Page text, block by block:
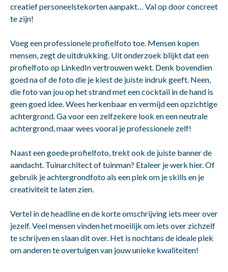
creatief personeelstekorten aanpakt… Val op door concreet
te zijn!
Voeg een professionele profielfoto toe. Mensen kopen
mensen, zegt de uitdrukking. Uit onderzoek blijkt dat een
profielfoto op LinkedIn vertrouwen wekt. Denk bovendien
goed na of de foto die je kiest de juiste indruk geeft. Neen,
die foto van jou op het strand met een cocktail in de hand is
geen goed idee. Wees herkenbaar en vermijd een opzichtige
achtergrond. Ga voor een zelfzekere look en een neutrale
achtergrond, maar wees vooral je professionele zelf!
Naast een goede profielfoto, trekt ook de juiste banner de
aandacht. Tuinarchitect of tuinman? Etaleer je werk hier. Of
gebruik je achtergrondfoto als een plek om je skills en je
creativiteit te laten zien.
Vertel in de headline en de korte omschrijving iets meer over
jezelf. Veel mensen vinden het moeilijk om iets over zichzelf
te schrijven en slaan dit over. Het is nochtans de ideale plek
om anderen te overtuigen van jouw unieke kwaliteiten!